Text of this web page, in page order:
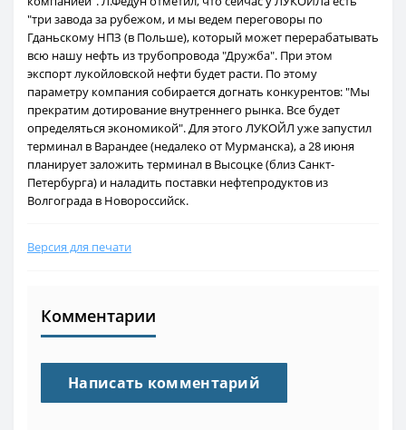
"три завода за рубежом, и мы ведем переговоры по
Гданьскому НПЗ (в Польше), который может перерабатывать
всю нашу нефть из трубопровода "Дружба". При этом
экспорт лукойловской нефти будет расти. По этому
параметру компания собирается догнать конкурентов: "Мы
прекратим дотирование внутреннего рынка. Все будет
определяться экономикой". Для этого ЛУКОЙЛ уже запустил
терминал в Варандее (недалеко от Мурманска), а 28 июня
планирует заложить терминал в Высоцке (близ Санкт-
Петербурга) и наладить поставки нефтепродуктов из
Волгограда в Новороссийск.
Версия для печати
Комментарии
Написать комментарий